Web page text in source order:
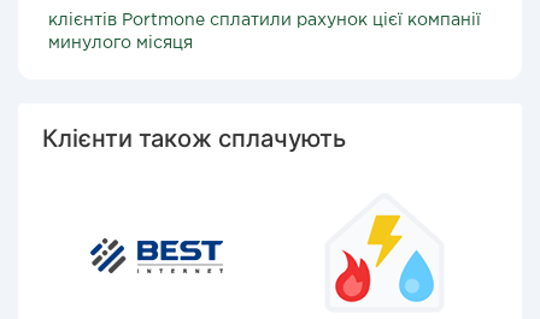
клієнтів Portmone сплатили рахунок цієї компанії
минулого місяця
Клієнти також сплачують